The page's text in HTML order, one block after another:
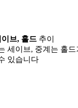
브, 홀드 추이
세이브, 중계는 홀드
있습니다